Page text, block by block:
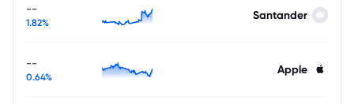
Santander
--
1.82%
Apple
--
0.64%